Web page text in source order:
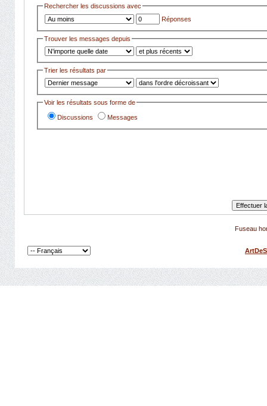
Rechercher les discussions avec
Réponses
Trouver les messages depuis
Trier les résultats par
Voir les résultats sous forme de
Discussions Messages
Fuseau